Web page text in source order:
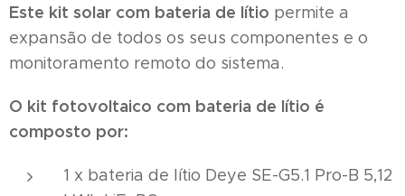
Este kit solar com bateria de lítio permite a
expansão de todos os seus componentes e o
monitoramento remoto do sistema.
O kit fotovoltaico com bateria de lítio é
composto por:
1 x bateria de lítio Deye SE-G5.1 Pro-B 5,12